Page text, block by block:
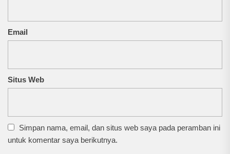
Email
Situs Web
Simpan nama, email, dan situs web saya pada peramban ini
untuk komentar saya berikutnya.